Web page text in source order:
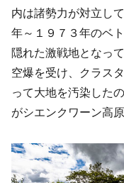
内は諸勢力が対立し
年～１９７３年のベ
隠れた激戦地となっ
空爆を受け、クラス
って大地を汚染した
がシエンクワーン高原